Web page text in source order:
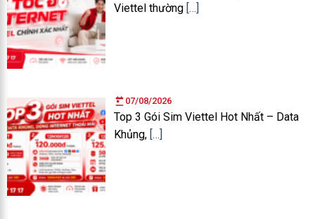
Viettel thường […]
07/08/2026
Top 3 Gói Sim Viettel Hot Nhất – Data
Khủng, […]